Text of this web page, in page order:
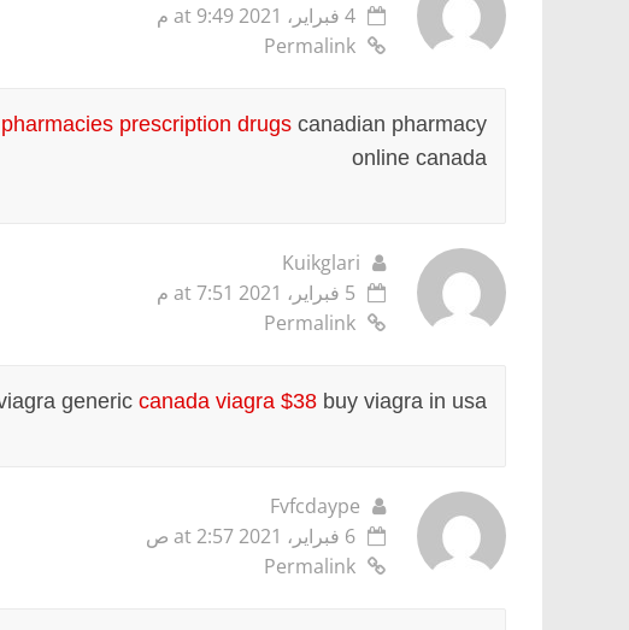
4 فبراير، 2021 at 9:49 م
Permalink
prescription drugs canadian pharmacy
online canada
Kuikglari
5 فبراير، 2021 at 7:51 م
Permalink
generic canada viagra $38 buy viagra in usa
Fvfcdaype
6 فبراير، 2021 at 2:57 ص
Permalink